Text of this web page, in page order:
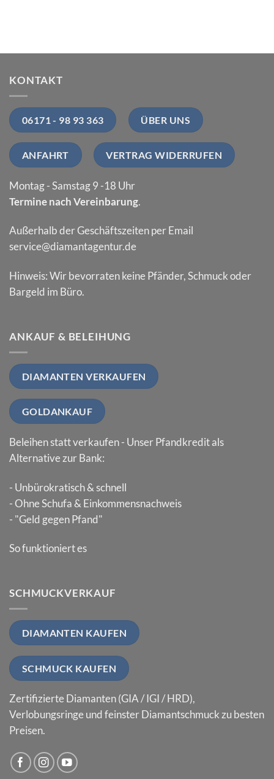
KONTAKT
06171 - 98 93 363 ÜBER UNS
ANFAHRT VERTRAG WIDERRUFEN
Montag - Samstag 9 -18 Uhr
Termine nach Vereinbarung.
Außerhalb der Geschäftszeiten per Email
service@diamantagentur.de
Hinweis: Wir bevorraten keine Pfänder, Schmuck oder
Bargeld im Büro.
ANKAUF & BELEIHUNG
DIAMANTEN VERKAUFEN
GOLDANKAUF
Beleihen statt verkaufen - Unser Pfandkredit als
Alternative zur Bank:
- Unbürokratisch & schnell
- Ohne Schufa & Einkommensnachweis
- "Geld gegen Pfand"
So funktioniert es
SCHMUCKVERKAUF
DIAMANTEN KAUFEN
SCHMUCK KAUFEN
Zertifizierte Diamanten (GIA / IGI / HRD),
Verlobungsringe und feinster Diamantschmuck zu besten
Preisen.